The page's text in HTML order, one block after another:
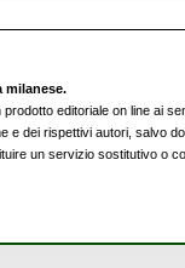
milanese.
editoriale on line ai
e dei rispettivi autori, salvo
un servizio sostitutivo o